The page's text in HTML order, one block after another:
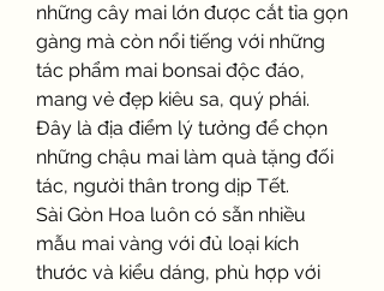
những cây mai lớn được cắt tỉa gọn
gàng mà còn nổi tiếng với những
tác phẩm mai bonsai độc đáo,
mang vẻ đẹp kiêu sa, quý phái.
Đây là địa điểm lý tưởng để chọn
những chậu mai làm quà tặng đối
tác, người thân trong dịp Tết.
Sài Gòn Hoa luôn có sẵn nhiều
mẫu mai vàng với đủ loại kích
thước và kiểu dáng, phù hợp với